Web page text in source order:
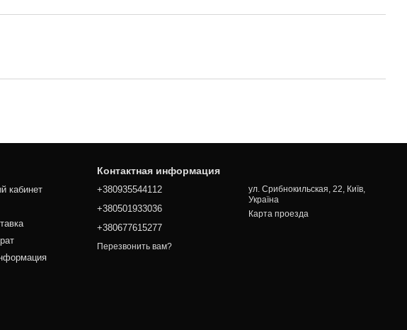
кабинет
Контактная информация
+380935544112
+380501933036
+380677615277
Перезвонить вам?
ул. Срибнокильская, 22, Київ,
Україна
Карта проезда